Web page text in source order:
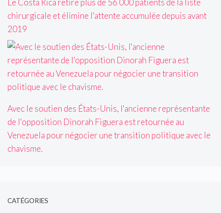
Le Costa Rica retire plus de 56 000 patients de la liste
chirurgicale et élimine l'attente accumulée depuis avant
2019
Avec le soutien des États-Unis, l'ancienne représentante
de l'opposition Dinorah Figuera est retournée au
Venezuela pour négocier une transition politique avec le
chavisme.
CATÉGORIES